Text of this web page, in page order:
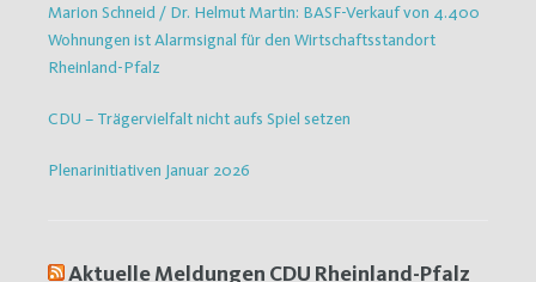
Marion Schneid / Dr. Helmut Martin: BASF-Verkauf von 4.400
Wohnungen ist Alarmsignal für den Wirtschaftsstandort
Rheinland-Pfalz
CDU – Trägervielfalt nicht aufs Spiel setzen
Plenarinitiativen Januar 2026
Aktuelle Meldungen CDU Rheinland-Pfalz